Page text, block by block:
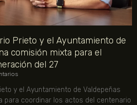
Prieto y el Ayuntamiento de
comisión mixta para el
del 27
y el Ayuntamiento de Valdepeñas
para coordinar los actos del centenario